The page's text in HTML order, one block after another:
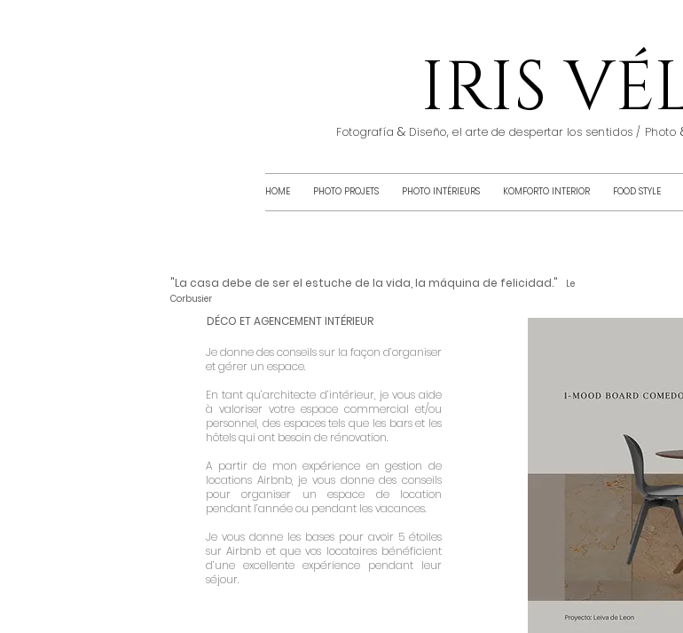
IRIS
Fotografía & Diseño, el arte de despertar los sentidos / Photo
HOME PHOTO PROJETS PHOTO INTÉRIEURS KOMFORTO INTERIOR FOOD STYLE
"La casa debe de ser el estuche de la vida, la máquina de felicidad."
Le
Corbusier
DÉCO ET AGENCEMENT INTÉRIEUR
Je donne des conseils sur la façon d’organiser
et gérer un espace.
En tant qu’architecte d’intérieur, je vous aide
à valoriser votre espace commercial et/ou
personnel, des espaces tels que les bars et les
hôtels qui ont besoin de rénovation.
A partir de mon expérience en gestion de
locations Airbnb, je vous donne des conseils
pour organiser un espace de location
pendant l’année ou pendant les vacances.
Je vous donne les bases pour avoir 5 étoiles
sur Airbnb et que vos locataires bénéficient
d’une excellente expérience pendant leur
séjour.